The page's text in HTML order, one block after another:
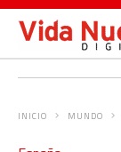
INICIO MUNDO